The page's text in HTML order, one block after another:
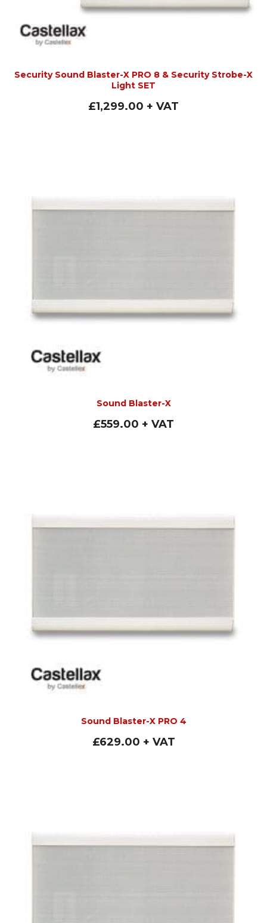
Security Sound Blaster-X PRO 8 & Security Strobe-X
Light SET
£1,299.00 + VAT
Sound Blaster-X
£559.00 + VAT
Sound Blaster-X PRO 4
£629.00 + VAT